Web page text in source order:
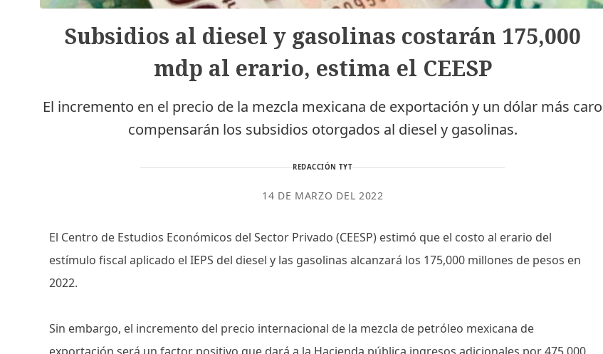
Subsidios al diesel y gasolinas costarán 175,000
mdp al erario, estima el CEESP
El incremento en el precio de la mezcla mexicana de exportación y un dólar más caro
compensarán los subsidios otorgados al diesel y gasolinas.
REDACCIÓN TYT
14 DE MARZO DEL 2022
El Centro de Estudios Económicos del Sector Privado (CEESP) estimó que el costo al erario del
estímulo fiscal aplicado el IEPS del diesel y las gasolinas alcanzará los 175,000 millones de pesos en
2022.
Sin embargo, el incremento del precio internacional de la mezcla de petróleo mexicana de